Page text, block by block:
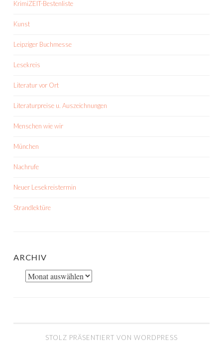
KrimiZEIT-Bestenliste
Kunst
Leipziger Buchmesse
Lesekreis
Literatur vor Ort
Literaturpreise u. Auszeichnungen
Menschen wie wir
München
Nachrufe
Neuer Lesekreistermin
Strandlektüre
ARCHIV
Archiv
STOLZ PRÄSENTIERT VON WORDPRESS